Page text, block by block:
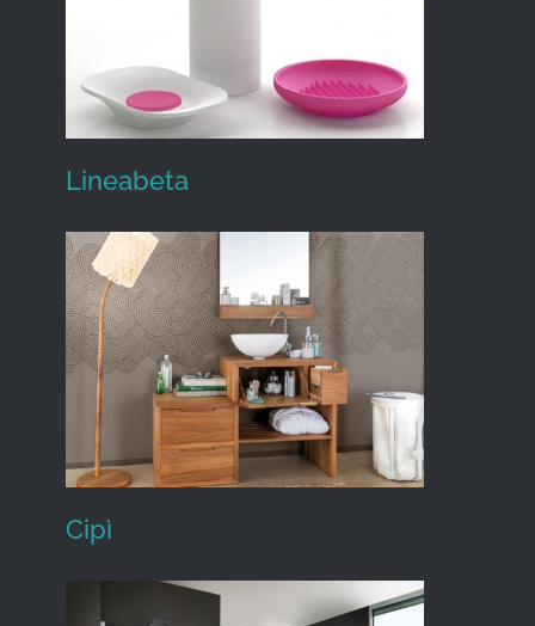
Lineabeta
Lineabeta
Cipì